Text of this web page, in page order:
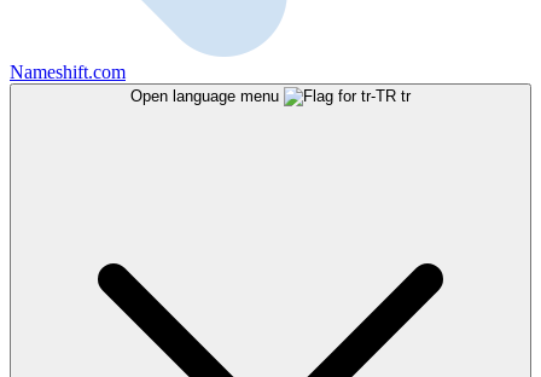
Nameshift.com
Open language menu tr